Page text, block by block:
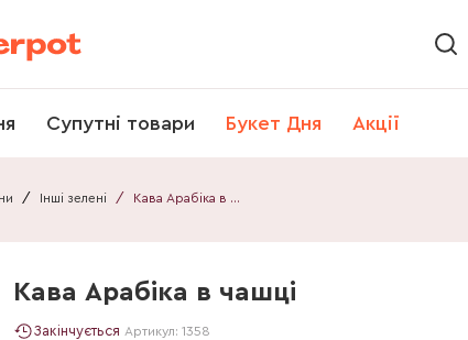
Супутні товари Букет Дня Акції
/ Інші зелені / Кава Арабіка в чашці
Кава Арабіка в чашці
Закінчується Артикул: 1358